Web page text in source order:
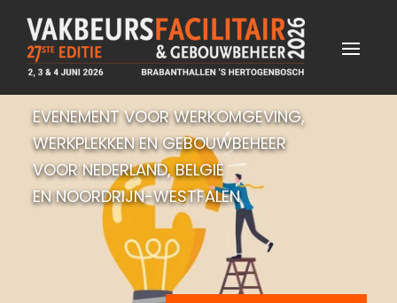
EVENEMENT VOOR WERKOMGEVING,
WERKPLEKKEN EN GEBOUWBEHEER
VOOR NEDERLAND, BELGIË
EN NOORDRIJN-WESTFALEN